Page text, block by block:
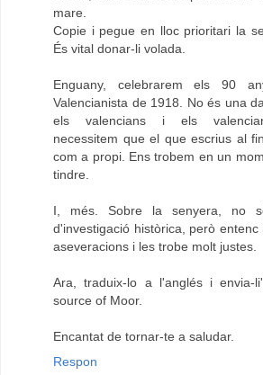
mare.
Copie i pegue en lloc prioritari la
És vital donar-li volada.
Enguany, celebrarem els 90
Valencianista de 1918. No és una
els valencians i els
necessitem que el que escrius al
com a propi. Ens trobem en un
tindre.
I, més. Sobre la senyera, no
d'investigació històrica, però
aseveracions i les trobe molt justes.
Ara, traduix-lo a l'anglés i envia-
source of Moor.
Encantat de tornar-te a saludar.
Respon